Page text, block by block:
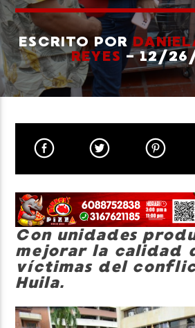
TÍTULO
ARTISTA
Neiva Estereo
ESCRITO POR
REYES - 12/
Con unidades
mejorar la calidad
víctimas del
Huila.